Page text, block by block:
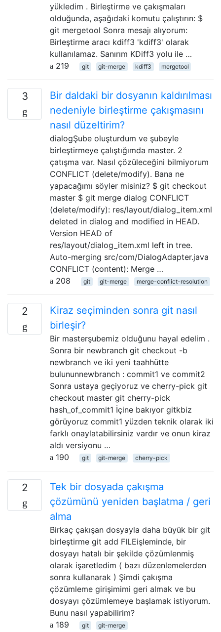
yükledim . Birleştirme ve çakışmaları
olduğunda, aşağıdaki komutu çalıştırın: $
git mergetool Sonra mesajı alıyorum:
Birleştirme aracı kdiff3 'kdiff3' olarak
kullanılamaz. Sanırım KDiff3 yolu ile …
219
git git-merge kdiff3 mergetool
3
Bir daldaki bir dosyanın kaldırılması
nedeniyle birleştirme çakışmasını
nasıl düzeltirim?
dialogŞube oluşturdum ve şubeyle
birleştirmeye çalıştığımda master. 2
çatışma var. Nasıl çözüleceğini bilmiyorum
CONFLICT (delete/modify). Bana ne
yapacağımı söyler misiniz? $ git checkout
master $ git merge dialog CONFLICT
(delete/modify): res/layout/dialog_item.xml
deleted in dialog and modified in HEAD.
Version HEAD of
res/layout/dialog_item.xml left in tree.
Auto-merging src/com/DialogAdapter.java
CONFLICT (content): Merge …
208
git git-merge merge-conflict-resolution
2
Kiraz seçiminden sonra git nasıl
birleşir?
Bir masterşubemiz olduğunu hayal edelim .
Sonra bir newbranch git checkout -b
newbranch ve iki yeni taahhütte
bulununnewbranch : commit1 ve commit2
Sonra ustaya geçiyoruz ve cherry-pick git
checkout master git cherry-pick
hash_of_commit1 İçine bakıyor gitkbiz
görüyoruz commit1 yüzden teknik olarak iki
farklı onaylatabilirsiniz vardır ve onun kiraz
aldı versiyonu …
190
git git-merge cherry-pick
2
Tek bir dosyada çakışma
çözümünü yeniden başlatma / geri
alma
Birkaç çakışan dosyayla daha büyük bir git
birleştirme git add FILEişleminde, bir
dosyayı hatalı bir şekilde çözümlenmiş
olarak işaretledim ( bazı düzenlemelerden
sonra kullanarak ) Şimdi çakışma
çözümleme girişimimi geri almak ve bu
dosyayı çözümlemeye başlamak istiyorum.
Bunu nasıl yapabilirim?
189
git git-merge